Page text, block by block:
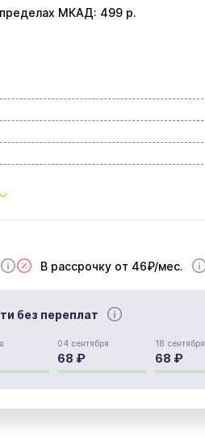
МКАД: 499 р.
В рассрочку от 46₽/мес.
без переплат
04 сентября
68 ₽
18 сентября
68 ₽